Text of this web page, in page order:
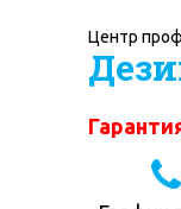
Центр